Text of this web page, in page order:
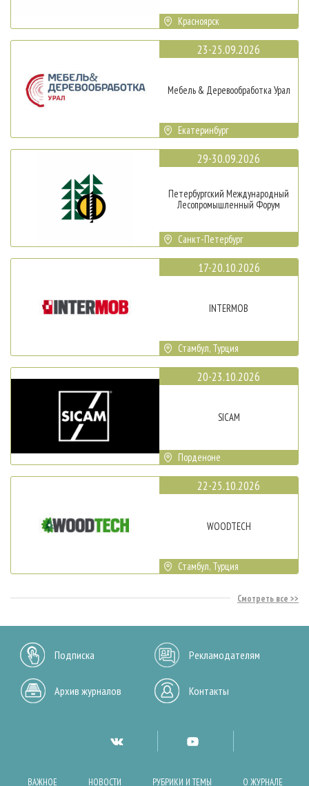
Красноярск
23-25.09.2026
Мебель & Деревообработка Урал
Екатеринбург
29-30.09.2026
Петербургский Международный
Лесопромышленный Форум
Санкт-Петербург
17-20.10.2026
INTERMOB
Стамбул, Турция
20-23.10.2026
SICAM
Порденоне
22-25.10.2026
WOODTECH
Стамбул, Турция
Смотреть все
Подписка Рекламодателям
Архив журналов Контакты
ВАЖНОЕ НОВОСТИ РУБРИКИ И ТЕМЫ О ЖУРНАЛЕ